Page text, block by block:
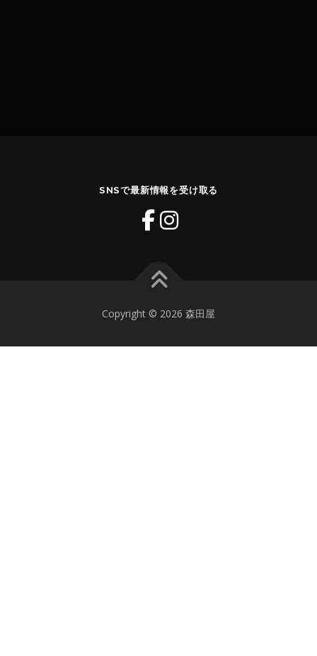
SNSで最新情報を受け取る
Copyright © 2026 森田屋